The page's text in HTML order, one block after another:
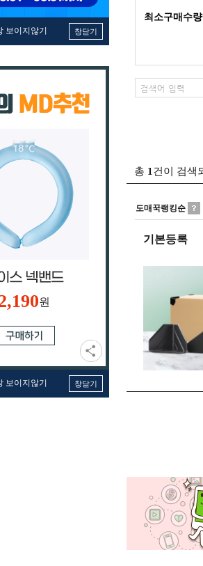
보이지않기 창닫기
원
보이지않기 창닫기
최소구매수량
총 1 건이 검색
도매꾹랭킹순
기본등록